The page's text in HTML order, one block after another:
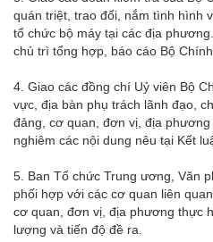
quán triệt, trao đổi, nắm tình hình
tổ chức bộ máy tại các địa
chủ trì tổng hợp, báo cáo Bộ
4. Giao các đồng chí Uỷ viên Bộ
vực, địa bàn phụ trách lãnh đạo,
đảng, cơ quan, đơn vị, địa
nghiêm các nội dung nêu tại Kết
5. Ban Tổ chức Trung ương, Văn
phối hợp với các cơ quan liên
cơ quan, đơn vị, địa phương thực
lượng và tiến độ đề ra.